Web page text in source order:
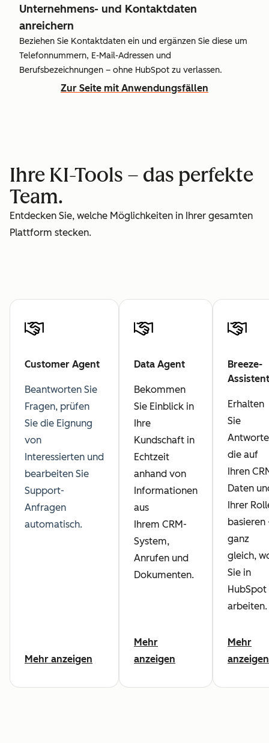
Unternehmens- und Kontaktdaten
anreichern
Beziehen Sie Kontaktdaten ein und ergänzen Sie diese um
Telefonnummern, E-Mail-Adressen und
Berufsbezeichnungen – ohne HubSpot zu verlassen.
Zur Seite mit Anwendungsfällen
Ihre KI-Tools – das perfekte
Team.
Entdecken Sie, welche Möglichkeiten in Ihrer gesamten
Plattform stecken.
Customer Agent
Beantworten Sie
Fragen, prüfen
Sie die Eignung
von
Interessierten und
bearbeiten Sie
Support-
Anfragen
automatisch.
Mehr anzeigen
Data Agent
Bekommen
Sie Einblick in
Ihre
Kundschaft in
Echtzeit
anhand von
Informationen
aus
Ihrem CRM-
System,
Anrufen und
Dokumenten.
Mehr
anzeigen
Breeze-
Assistent
Erhalten
Sie
die auf
Ihren
Daten
Ihrer
basieren
ganz
gleich,
Sie in
HubSpot
arbeiten.
Mehr
anzeigen